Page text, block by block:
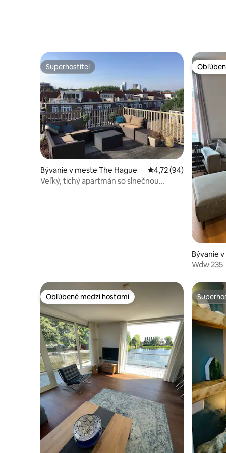
Superhostiteľ
Superhostiteľ
Bývanie v meste The Hague Priemerné
4,72 (94)
Veľký, tichý apartmán so slnečnou
Bývanie
Wdw 235
Obľúbené medzi hosťami
Obľúbené medzi hosťami